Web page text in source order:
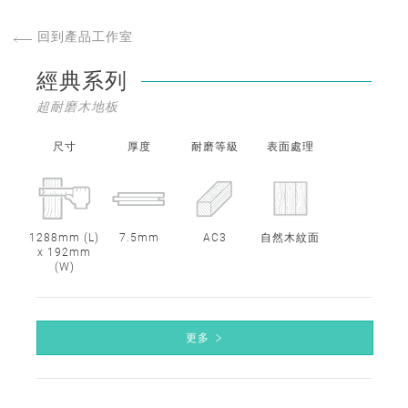
回到產品工作室
經典系列
超耐磨木地板
尺寸
1288mm (L)
x 192mm
(W)
厚度
7.5mm
耐磨等級
AC3
表面處理
自然木紋面
更多